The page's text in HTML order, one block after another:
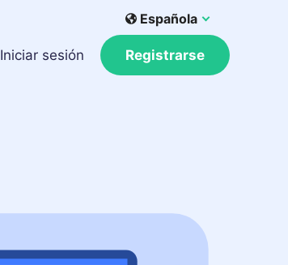
Española
Iniciar sesión Registrarse